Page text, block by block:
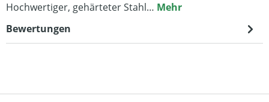
Hochwertiger, gehärteter Stahl… Mehr
Bewertungen